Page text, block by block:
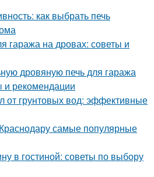
как выбрать печь
гаража на дровах: советы и
дровяную печь для гаража
и рекомендации
от грунтовых вод: эффективные
самые популярные
в гостиной: советы по выбору